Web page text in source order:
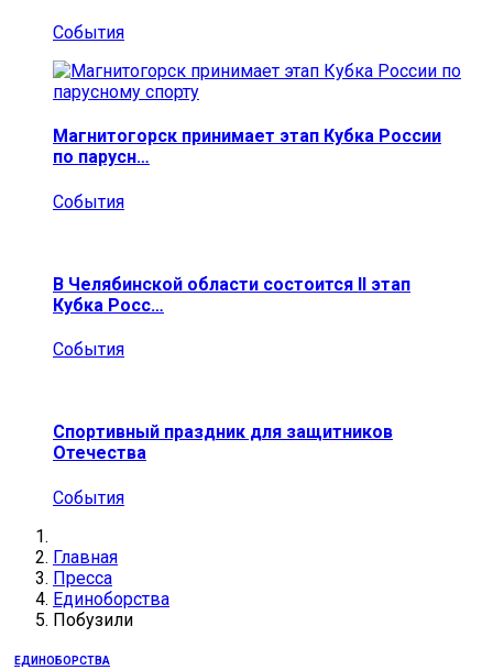
События
Магнитогорск принимает этап Кубка России
по парусн…
События
В Челябинской области состоится II этап
Кубка Росс…
События
Спортивный праздник для защитников
Отечества
События
Главная
Пресса
Единоборства
Побузили
ЕДИНОБОРСТВА